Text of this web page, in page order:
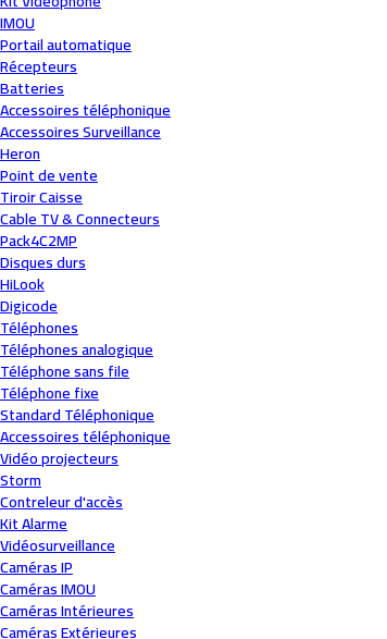
IMOU
Portail automatique
Récepteurs
Batteries
Accessoires téléphonique
Accessoires Surveillance
Heron
Point de vente
Tiroir Caisse
Cable TV & Connecteurs
Pack4C2MP
Disques durs
HiLook
Digicode
Téléphones
Téléphones analogique
Téléphone sans file
Téléphone fixe
Standard Téléphonique
Accessoires téléphonique
Vidéo projecteurs
Storm
Contreleur d'accès
Kit Alarme
Vidéosurveillance
Caméras IP
Caméras IMOU
Caméras Intérieures
Caméras Extérieures